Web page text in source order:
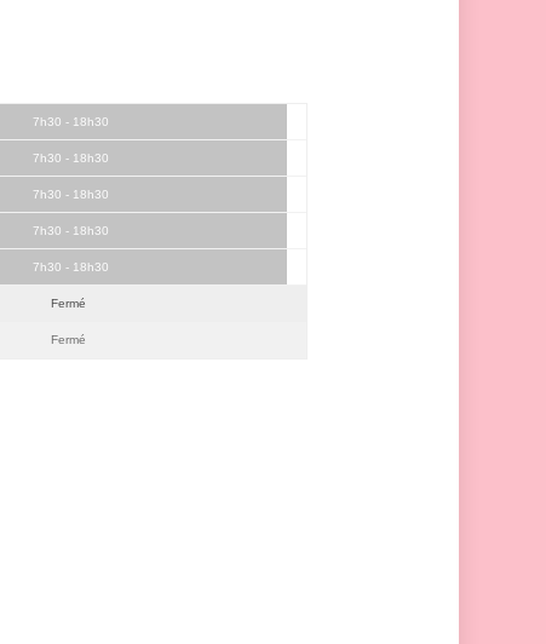
7h30 - 18h30
7h30 - 18h30
7h30 - 18h30
7h30 - 18h30
7h30 - 18h30
Fermé
Fermé